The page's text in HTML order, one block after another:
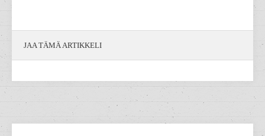
JAA TÄMÄ ARTIKKELI